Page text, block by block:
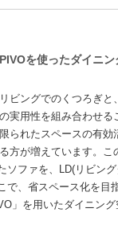
PIVOを使ったダイニン
リビングでのくつろぎと
の実用性を組み合わせる
限られたスペースの有効
る方が増えています。こ
ソファを、LD(リビン
で、省スペース化を目
」を用いたダイニン